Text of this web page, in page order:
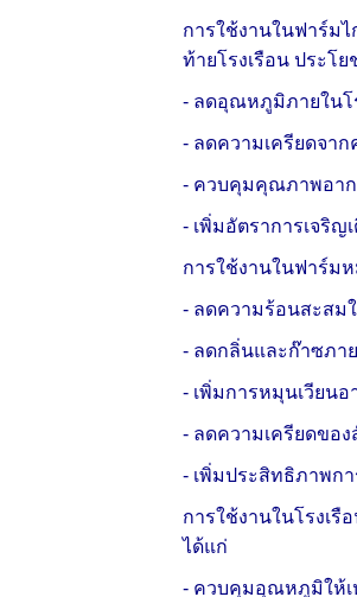
การใช้งานในฟาร์ม
ท้ายโรงเรือน ประโ
- ลดอุณหภูมิภายในโ
- ลดความเครียดจา
- ควบคุมคุณภาพอา
- เพิ่มอัตราการเจริ
การใช้งานในฟาร์ม
- ลดความร้อนสะสม
- ลดกลิ่นและก๊าซภา
- เพิ่มการหมุนเวียน
- ลดความเครียดขอ
- เพิ่มประสิทธิภาพก
การใช้งานในโรงเ
ได้แก่
- ควบคุมอุณหภูมิให้